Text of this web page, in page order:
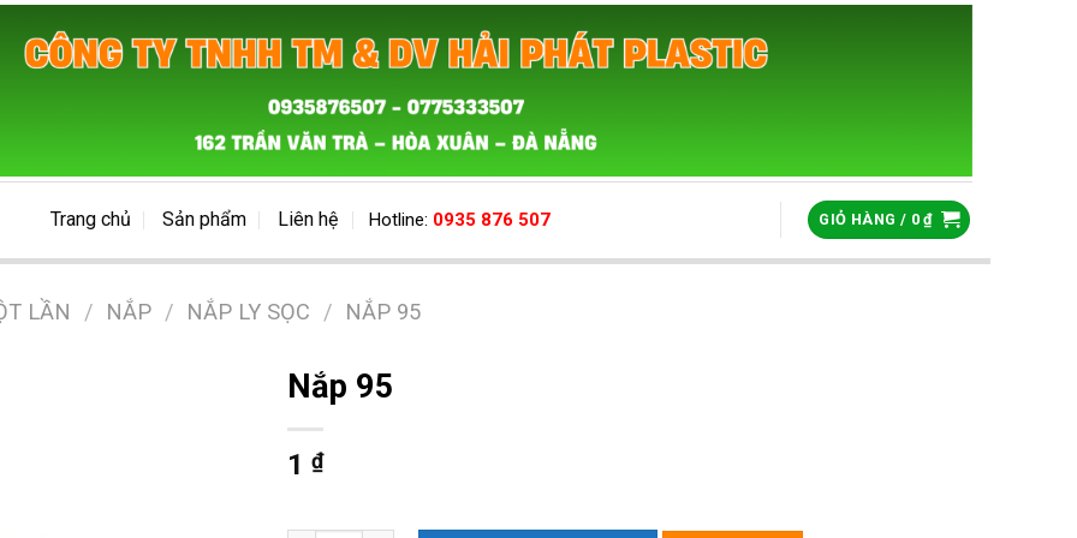
Trang chủ Sản phẩm Liên hệ Hotline: 0935 876 507 GIỎ HÀNG / 0₫
LẦN / NẮP / NẮP LY SỌC / NẮP 95
Nắp 95
1 ₫